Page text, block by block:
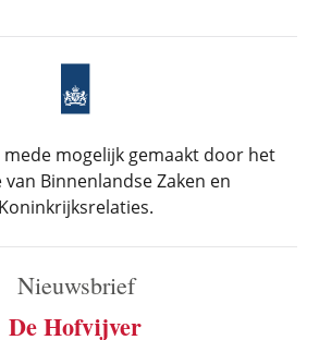
mede mogelijk gemaakt door het
Binnenlandse Zaken en
Koninkrijksrelaties.
Nieuwsbrief
De Hofvijver